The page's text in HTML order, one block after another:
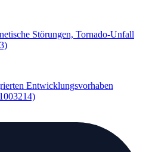
Störungen, Tornado-Unfall
Entwicklungsvorhaben